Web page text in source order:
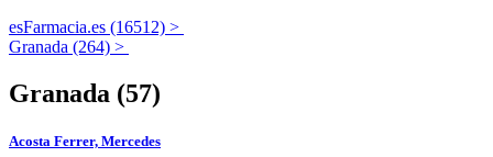
esFarmacia.es (16512) >
Granada (264) >
Granada (57)
Acosta Ferrer, Mercedes